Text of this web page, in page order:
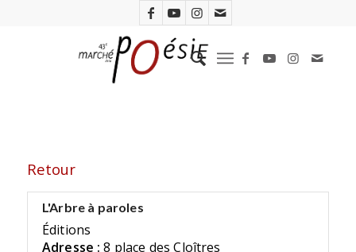
Retour
L'Arbre à paroles
Éditions
Adresse : 8 place des Cloîtres